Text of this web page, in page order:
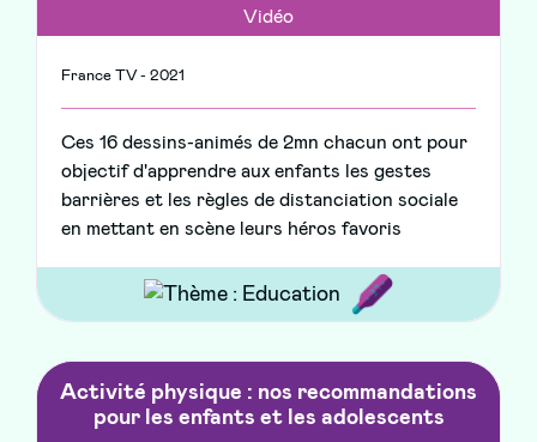
Vidéo
France TV - 2021
Ces 16 dessins-animés de 2mn chacun ont pour
objectif d'apprendre aux enfants les gestes
barrières et les règles de distanciation sociale
en mettant en scène leurs héros favoris
Activité physique : nos recommandations
pour les enfants et les adolescents